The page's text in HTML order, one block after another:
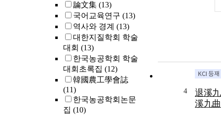
論文集 (13)
국어교육연구 (13)
역사와 경계 (13)
대한지질학회 학술
대회 (13)
한국농공학회 학술
대회초록집 (12)
韓國農工學會誌
(11)
한국농공학회논문
집 (10)
4
退溪
溪九